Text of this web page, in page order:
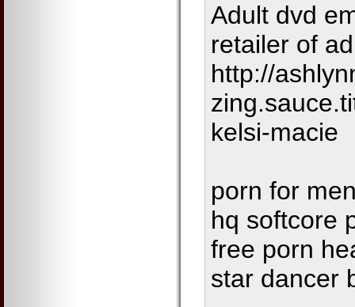
Adult dvd
retailer of
http://
kelsi-macie
porn for
hq softcore
free porn
star dancer